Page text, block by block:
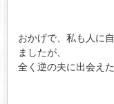
おかげで、私も人に
ましたが、
全く逆の夫に出会え